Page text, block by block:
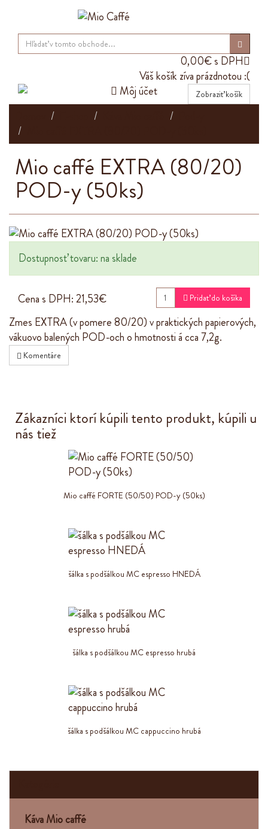
0,00€ s DPH
Váš košík zíva prázdnotou :(
Zobraziť košík
 Môj účet
Mio caffé EXTRA (80/20)
POD-y (50ks)
Dostupnosť tovaru: na sklade
Cena s DPH:21,53€  Pridať do košíka
Zmes EXTRA (v pomere 80/20) v praktických papierových,
vákuovo balených POD-och o hmotnosti á cca 7,2g.
Komentáre
Zákazníci ktorí kúpili tento produkt, kúpili u
nás tiež
Mio caffé FORTE (50/50) POD-y (50ks)
šálka s podšálkou MC espresso HNEDÁ
šálka s podšálkou MC espresso hrubá
šálka s podšálkou MC cappuccino hrubá
Káva Mio caffé